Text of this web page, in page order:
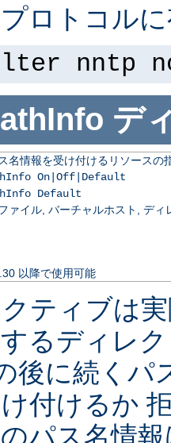
ロトコル
nntp
デ
名情報を受け付けるリソースの
On|Off|Default
Default
ァイル, バーチャルホスト, ディ
以降で使用可能
ティブは
るディレ
後に続くパ
付けるか
パス名情